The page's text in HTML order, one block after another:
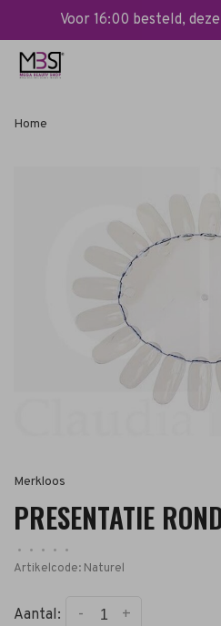
Voor 16:00 besteld,
Home
Merkloos
PRESENTATIE
• • • •
•
Artikelcode: Naturel
Aantal: +
-